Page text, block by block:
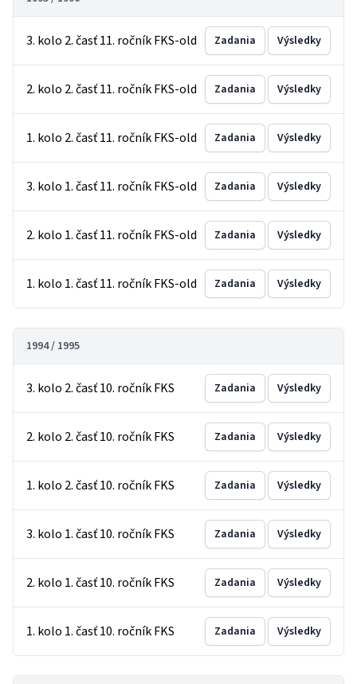
3. kolo 2. časť 11. ročník FKS-old Zadania Výsledky
2. kolo 2. časť 11. ročník FKS-old Zadania Výsledky
1. kolo 2. časť 11. ročník FKS-old Zadania Výsledky
3. kolo 1. časť 11. ročník FKS-old Zadania Výsledky
2. kolo 1. časť 11. ročník FKS-old Zadania Výsledky
1. kolo 1. časť 11. ročník FKS-old Zadania Výsledky
1994 / 1995
3. kolo 2. časť 10. ročník FKS Zadania Výsledky
2. kolo 2. časť 10. ročník FKS Zadania Výsledky
1. kolo 2. časť 10. ročník FKS Zadania Výsledky
3. kolo 1. časť 10. ročník FKS Zadania Výsledky
2. kolo 1. časť 10. ročník FKS Zadania Výsledky
1. kolo 1. časť 10. ročník FKS Zadania Výsledky